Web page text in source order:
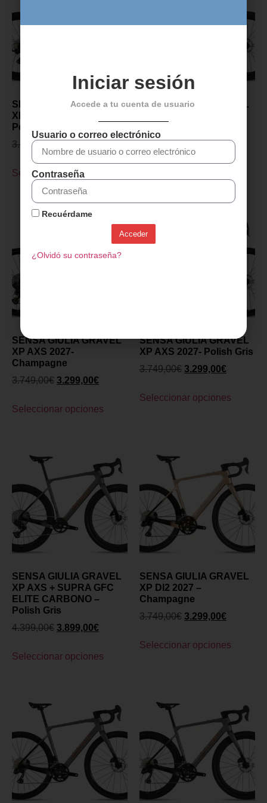
SENSA GIULIA GRAVEL
XP PROJECT Z 2027-
Polish Gris
3.299,00
Seleccionar opciones
SENSA GIULIA GRAVEL
SENSA GIULIA GRAVEL
XP AXS 2027-
Champagne
3.749,00€ 3.299,00€
Seleccionar opciones
SENSA GIULIA GRAVEL
XP AXS 2027- Polish Gris
3.749,00€ 3.299,00€
Seleccionar opciones
SENSA GIULIA GRAVEL
XP AXS + SUPRA GFC
ELITE CARBONO –
Polish Gris
4.399,00€ 3.899,00€
Seleccionar opciones
SENSA GIULIA GRAVEL
XP DI2 2027 –
Champagne
3.749,00€ 3.299,00€
Seleccionar opciones
Iniciar sesión
Accede a tu cuenta de usuario
Usuario o correo electrónico
Contraseña
Recuérdame
Acceder
¿Olvidó su contraseña?